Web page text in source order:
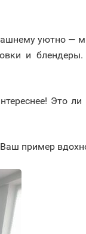
уютно —
и блендеры.
Это
пример